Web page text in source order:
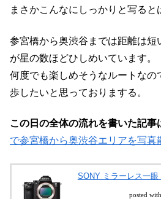
まさかこんなにしっかりと写る
参宮橋から奥渋谷までは距離は短
が星の数ほどひしめいています。
何度でも楽しめそうなルートなの
歩したいと思っておりまする。
この日の全体の流れを書いた記事
で参宮橋から奥渋谷エリアを写真
SONY ミラーレス一
posted with